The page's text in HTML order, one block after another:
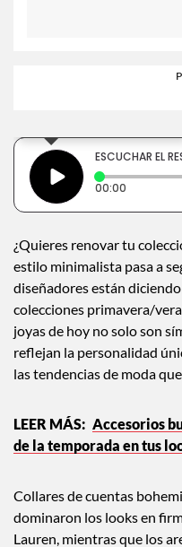
ESCUCHAR EL
00:00 Tiempo
¿Quieres renovar tu
estilo minimalista pasa a
diseñadores están diciendo
colecciones primavera/
joyas de hoy no solo son
reflejan la personalidad
las tendencias de moda
Accesorios
de la temporada en tus
Collares de cuentas
dominaron los looks en
Lauren, mientras que los